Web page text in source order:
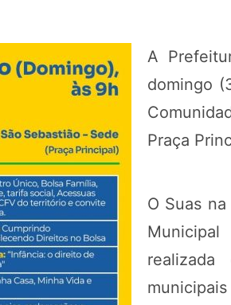
A
domingo
Praça
O Suas